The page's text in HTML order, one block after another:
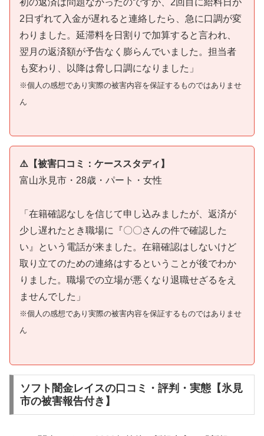
2日ずれて入金が遅れると連絡したら、急に口調が変
わりました。延滞料を日割りで加算すると言われ、
翌月の返済額が予告なく膨らんでいました。担当者
も変わり、以降は脅し口調になりました」
※個人の感想であり実際の被害内容を保証するものではありませ
ん
⚠️【被害口コミ：ケーススタディ】
富山氷見市・28歳・パート・女性
「在籍確認なしを信じて申し込みましたが、返済が
少し遅れたとき職場に『〇〇さんの件で確認した
い』という電話が来ました。在籍確認はしないけど
取り立てのための連絡はするということが後でわか
りました。職場での立場が悪くなり退職せざるをえ
ませんでした」
※個人の感想であり実際の被害内容を保証するものではありませ
ん
ソフト闇金レイスの口コミ・評判・実態【氷見
市の被害報告付き】